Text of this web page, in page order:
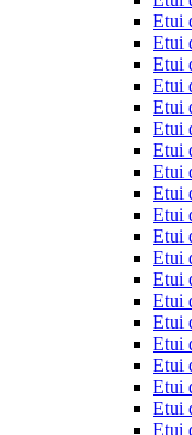
Etui
Etui
Etui
Etui
Etui
Etui
Etui
Etui
Etui
Etui
Etui
Etui
Etui
Etui
Etui
Etui
Etui
Etui
Etui
Etui